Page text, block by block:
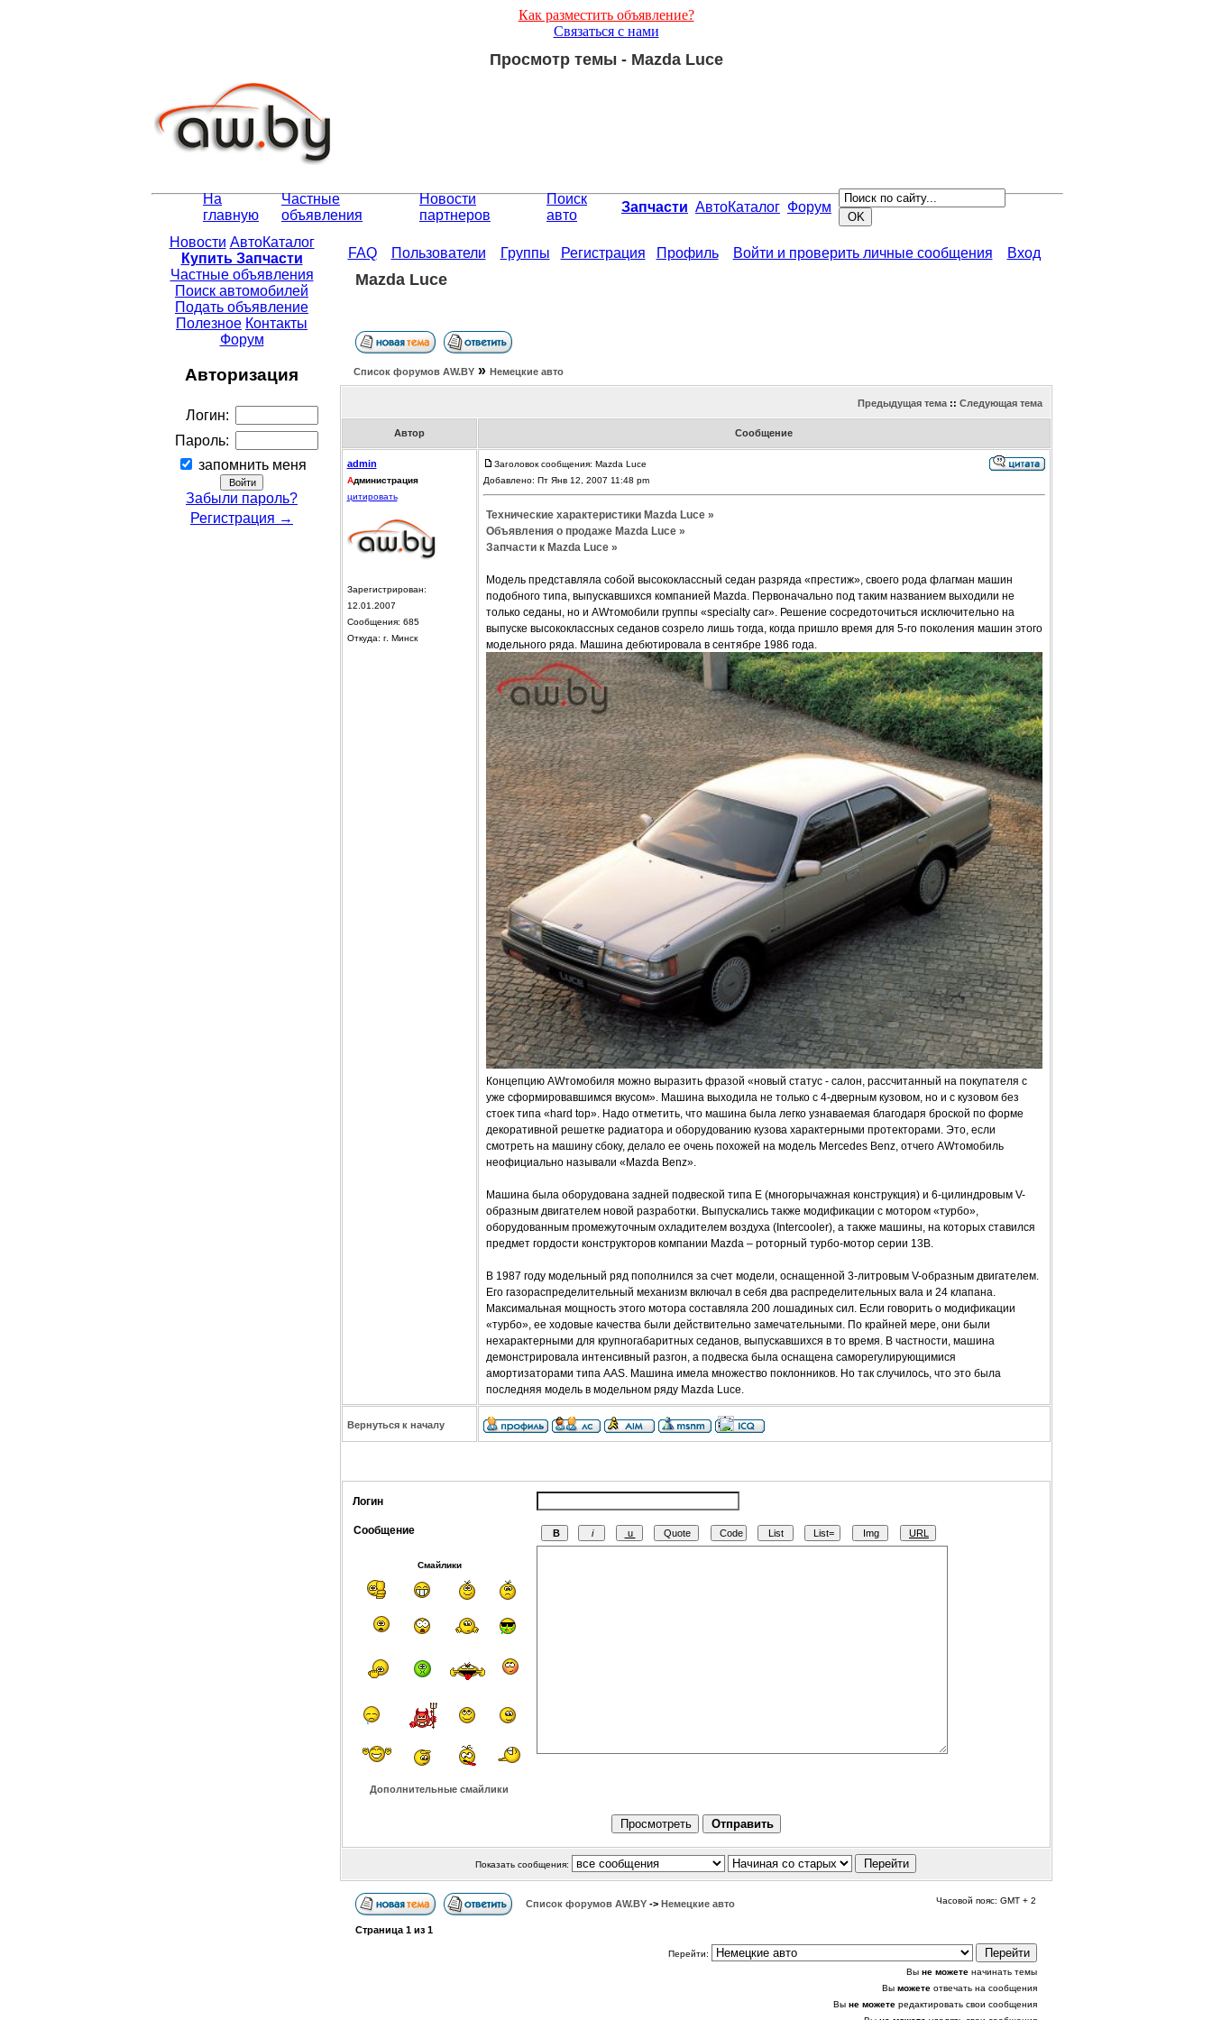
Как разместить объявление?
Связаться с нами
Просмотр темы - Mazda Luce
На
главную
Частные
объявления
Новости
партнеров
Поиск
авто
Запчасти АвтоКаталог Форум
Новости АвтоКаталог
Купить Запчасти
Частные объявления
Поиск автомобилей
Подать объявление
Полезное Контакты
Форум
Авторизация
Логин:
Пароль:
запомнить меня
Забыли пароль?
Регистрация →
FAQ Пользователи Группы Регистрация Профиль Войти и проверить личные сообщения Вход
Mazda Luce
Список форумов АW.BY» Немецкие авто
Предыдущая тема:: Следующая тема
Автор Сообщение
admin
Администрация
цитировать
Зарегистрирован:
12.01.2007
Сообщения: 685
Откуда: г. Минск
Заголовок сообщения: Mazda Luce
Добавлено: Пт Янв 12, 2007 11:48 pm
Технические характеристики Mazda Luce »
Объявления о продаже Mazda Luce »
Запчасти к Mazda Luce »
Модель представляла собой высококлассный седан разряда «престиж», своего рода флагман машин
подобного типа, выпускавшихся компанией Mazda. Первоначально под таким названием выходили не
только седаны, но и AWтомобили группы «specialty car». Решение сосредоточиться исключительно на
выпуске высококлассных седанов созрело лишь тогда, когда пришло время для 5-го поколения машин этого
модельного ряда. Машина дебютировала в сентябре 1986 года.
Концепцию AWтомобиля можно выразить фразой «новый статус - салон, рассчитанный на покупателя с
уже сформировавшимся вкусом». Машина выходила не только с 4-дверным кузовом, но и с кузовом без
стоек типа «hard top». Надо отметить, что машина была легко узнаваемая благодаря броской по форме
декоративной решетке радиатора и оборудованию кузова характерными протекторами. Это, если
смотреть на машину сбоку, делало ее очень похожей на модель Mercedes Benz, отчего AWтомобиль
неофициально называли «Mazda Benz».
Машина была оборудована задней подвеской типа E (многорычажная конструкция) и 6-цилиндровым V-
образным двигателем новой разработки. Выпускались также модификации с мотором «турбо»,
оборудованным промежуточным охладителем воздуха (Intercooler), а также машины, на которых ставился
предмет гордости конструкторов компании Mazda – роторный турбо-мотор серии 13В.
В 1987 году модельный ряд пополнился за счет модели, оснащенной 3-литровым V-образным двигателем.
Его газораспределительный механизм включал в себя два распределительных вала и 24 клапана.
Максимальная мощность этого мотора составляла 200 лошадиных сил. Если говорить о модификации
«турбо», ее ходовые качества были действительно замечательными. По крайней мере, они были
нехарактерными для крупногабаритных седанов, выпускавшихся в то время. В частности, машина
демонстрировала интенсивный разгон, а подвеска была оснащена саморегулирующимися
амортизаторами типа AAS. Машина имела множество поклонников. Но так случилось, что это была
последняя модель в модельном ряду Mazda Luce.
Вернуться к началу
Логин
Сообщение
Смайлики
Дополнительные смайлики
Показать сообщения:
Список форумов АW.BY -> Немецкие авто Часовой пояс: GMT + 2
Страница 1 из 1
Перейти:
Вы не можете начинать темы
Вы можете отвечать на сообщения
Вы не можете редактировать свои сообщения